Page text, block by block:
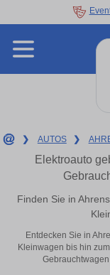
❯ AUTOS ❯
Elektroauto
Finden Sie in
Entdecken Sie in
Kleinwagen bis hin